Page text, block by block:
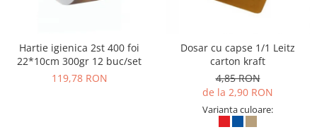
Saci de gunoi
Accesorii pentru curatenie
Tipografie si stampile
Hartie igienica 2st 400 foi
22*10cm 300gr 12 buc/set
119,78 RON
Dosar cu capse 1/1 Leitz
carton kraft
4,85 RON
de la 2,90 RON
Varianta culoare: